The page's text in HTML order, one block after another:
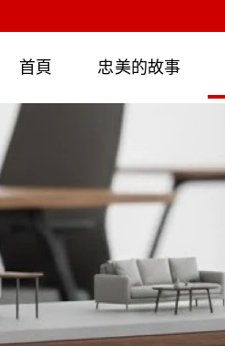
首頁 忠美的故事